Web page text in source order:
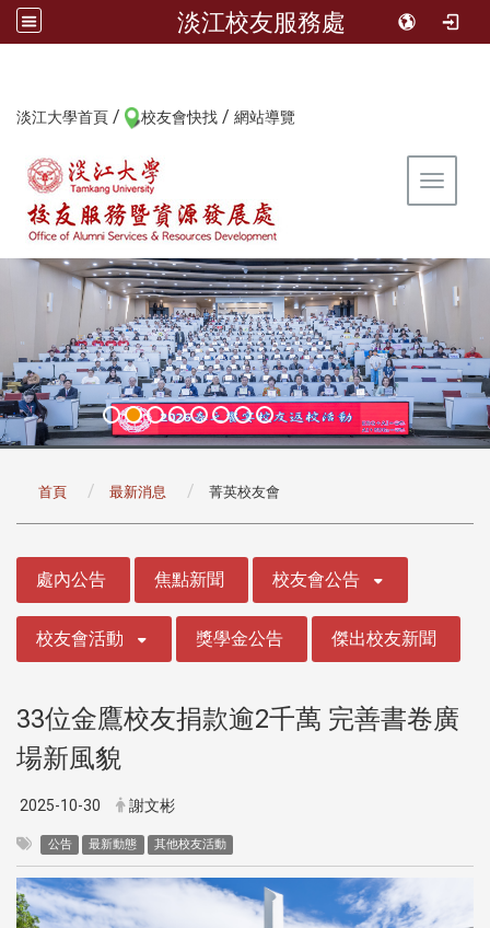
淡江校友服務處
淡江大學首頁 / 校友會快找 / 網站導覽
Toggle
首頁 最新消息 菁英校友會
處內公告 焦點新聞 校友會公告
校友會活動 獎學金公告 傑出校友新聞
33位金鷹校友捐款逾2千萬 完善書卷廣
場新風貌
2025-10-30 謝文彬
公告 最新動態 其他校友活動